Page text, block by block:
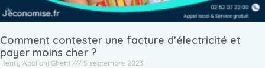
Comment contester une facture d’électricité et
payer moins cher ?
Henry Apollonj Ghetti 5 septembre 2023